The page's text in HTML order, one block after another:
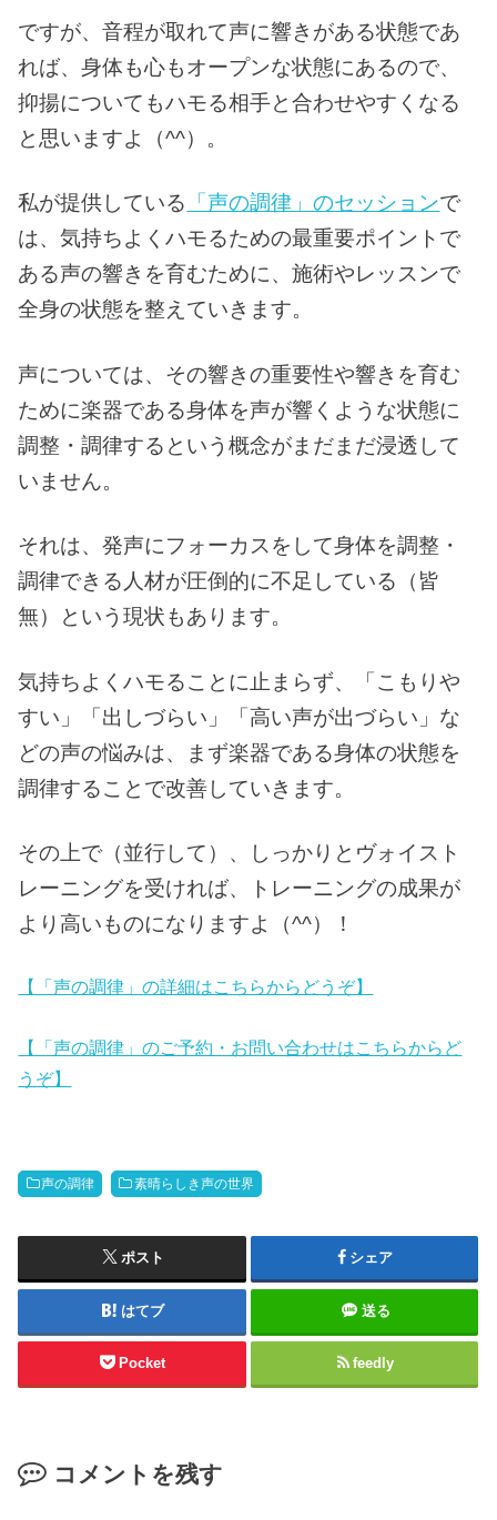
ですが、音程が取れて声に響きがある状態であ
れば、身体も心もオープンな状態にあるので、
抑揚についてもハモる相手と合わせやすくなる
と思いますよ（^^）。
私が提供している 「声の調律」のセッションで
は、気持ちよくハモるための最重要ポイントで
ある声の響きを育むために、施術やレッスンで
全身の状態を整えていきます。
声については、その響きの重要性や響きを育む
ために楽器である身体を声が響くような状態に
調整・調律するという概念がまだまだ浸透して
いません。
それは、発声にフォーカスをして身体を調整・
調律できる人材が圧倒的に不足している（皆
無）という現状もあります。
気持ちよくハモることに止まらず、「こもりや
すい」「出しづらい」「高い声が出づらい」な
どの声の悩みは、まず楽器である身体の状態を
調律することで改善していきます。
その上で（並行して）、しっかりとヴォイスト
レーニングを受ければ、トレーニングの成果が
より高いものになりますよ（^^）！
【「声の調律」の詳細はこちらからどうぞ】
【「声の調律」のご予約・お問い合わせはこちらからど
うぞ】
声の調律 素晴らしき声の世界
ポスト シェア
はてブ 送る
Pocket feedly
コメントを残す